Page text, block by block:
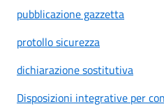
pubblicazione gazzetta
protollo sicurezza
dichiarazione sostitutiva
Disposizioni integrative per